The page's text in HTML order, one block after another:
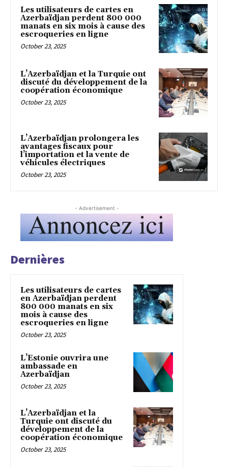
Les utilisateurs de cartes en
Azerbaïdjan perdent 800 000
manats en six mois à cause des
escroqueries en ligne
October 23, 2025
L’Azerbaïdjan et la Turquie ont
discuté du développement de la
coopération économique
October 23, 2025
L’Azerbaïdjan prolongera les
avantages fiscaux pour
l’importation et la vente de
véhicules électriques
October 23, 2025
- Advertisement -
Dernières
Les utilisateurs de cartes
en Azerbaïdjan perdent
800 000 manats en six
mois à cause des
escroqueries en ligne
October 23, 2025
L’Estonie ouvrira une
ambassade en
Azerbaïdjan
October 23, 2025
L’Azerbaïdjan et la
Turquie ont discuté du
développement de la
coopération économique
October 23, 2025